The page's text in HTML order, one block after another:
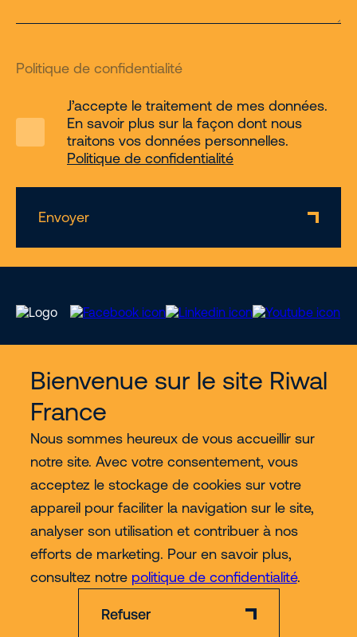
Bienvenue sur le site Riwal
France
Nous sommes heureux de vous accueillir sur
notre site. Avec votre consentement, vous
acceptez le stockage de cookies sur votre
appareil pour faciliter la navigation sur le site,
analyser son utilisation et contribuer à nos
efforts de marketing. Pour en savoir plus,
consultez notre politique de confidentialité.
Refuser
Politique de confidentialité
J’accepte le traitement de mes données.
En savoir plus sur la façon dont nous
traitons vos données personnelles.
Politique de confidentialité
Envoyer
Services
Nous découvrir
Contact